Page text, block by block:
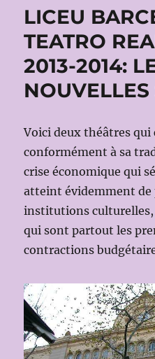
LICEU
TEATRO
2013-2014:
Voici deux théâtres
conformément à sa
crise économique qui
atteint évidemment de
institutions
qui sont partout les
contractions